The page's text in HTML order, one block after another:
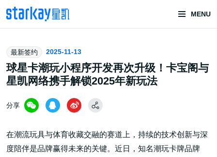
MENU
头部潮玩
技术服务商
最新签约 2025-11-13
球星卡潮玩小程序开发再次升级！卡宝阁与
星凯网络携手解锁2025年新玩法
分享
在潮流玩具与体育收藏交融的赛道上，持续的技术创新与深
度陪伴是品牌赢得未来的关键。近日，知名潮玩卡牌品牌